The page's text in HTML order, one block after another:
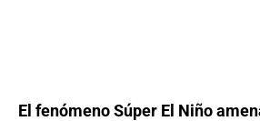
El fenómeno Súper El Niño